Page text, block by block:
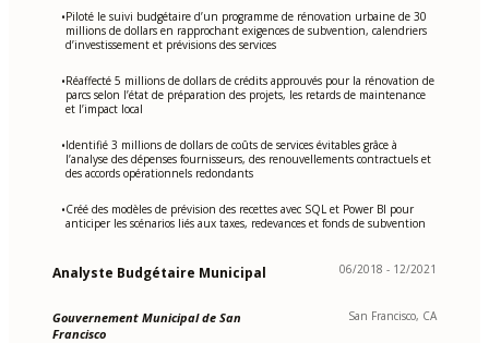
•Piloté le suivi budgétaire d’un programme de rénovation urbaine de 30
millions de dollars en rapprochant exigences de subvention, calendriers
d’investissement et prévisions des services
•Réaffecté 5 millions de dollars de crédits approuvés pour la rénovation de
parcs selon l’état de préparation des projets, les retards de maintenance
et l’impact local
•Identifié 3 millions de dollars de coûts de services évitables grâce à
l’analyse des dépenses fournisseurs, des renouvellements contractuels et
des accords opérationnels redondants
•Créé des modèles de prévision des recettes avec SQL et Power BI pour
anticiper les scénarios liés aux taxes, redevances et fonds de subvention
Analyste Budgétaire Municipal 06/2018 - 12/2021
Gouvernement Municipal de San
Francisco
San Francisco, CA